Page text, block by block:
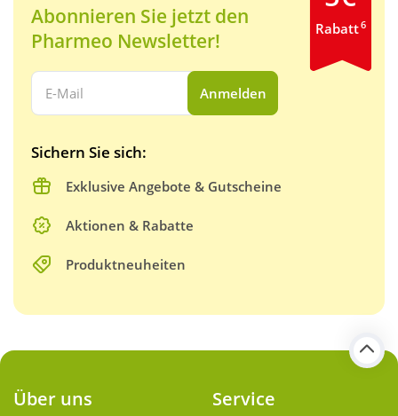
Abonnieren Sie jetzt den
Pharmeo Newsletter!
Ihre E-Mail Adresse:
Anmelden
Sichern Sie sich:
Exklusive Angebote & Gutscheine
Aktionen & Rabatte
Produktneuheiten
Rabatt6
Über uns Service